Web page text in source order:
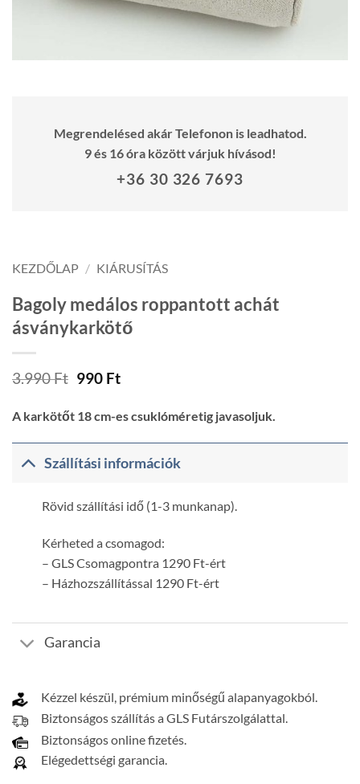
Megrendelésed akár Telefonon is leadhatod.
9 és 16 óra között várjuk hívásod!
+36 30 326 7693
KEZDŐLAP / KIÁRUSÍTÁS
Bagoly medálos roppantott achát
ásványkarkötő
3.990Ft Original
was:
3.990 Ft.
990 FtCurrent
990 Ft.
A karkötőt 18 cm-es csuklóméretig javasoljuk.
Szállítási információk
Rövid szállítási idő (1-3 munkanap).
Kérheted a csomagod:
– GLS Csomagpontra 1290 Ft-ért
– Házhozszállítással 1290 Ft-ért
Garancia
Kézzel készül, prémium minőségű alapanyagokból.
Biztonságos szállítás a GLS Futárszolgálattal.
Biztonságos online fizetés.
Elégedettségi garancia.